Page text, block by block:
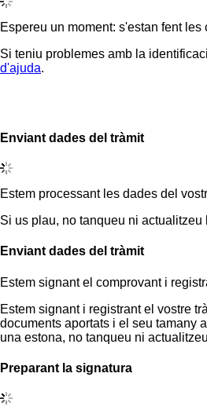
Espereu un moment: s'estan fent
Si teniu problemes amb la
d'ajuda.
Enviant dades del tràmit
Estem processant les dades del
Si us plau, no tanqueu ni actualitzeu
Enviant dades del tràmit
Estem signant el comprovant i
Estem signant i registrant el vostre
documents aportats i el seu tamany
una estona, no tanqueu ni
Preparant la signatura